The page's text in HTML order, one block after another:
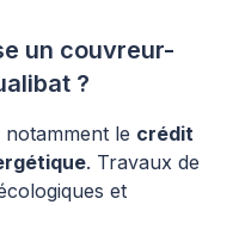
un couvreur-
?
notamment le crédit
. Travaux de
et